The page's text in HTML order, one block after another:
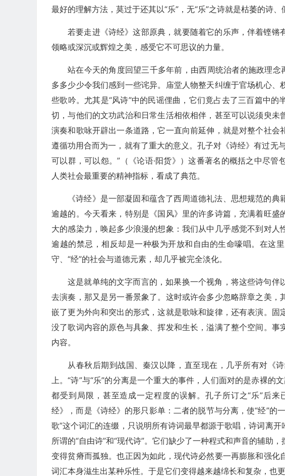
最好的理解方法，莫过于还其以“乐”，无“乐”之诗就是枯萎的诗
若要走进《诗经》这部原典，就要随着它的乐声，伴着铿锵
领略或深沉或辉煌之美，感受它不可思议的力量。
站在今天的角度回望三千多年前，由西周统治者的施政理
多多少少令我们感到一些诧异。庙堂人物整天纠缠于官场机心
些歌吟。尤其是“风诗”中的民谣俚曲，它们竟占去了三百篇中
切，与他们的文功武治和日常生活相依相伴，甚至可以说须臾
演奏和歌咏开辟出一条道路，它一直向前延伸，就是对整个社
遵循功用合而为一，就有了重大的意义。孔子对《诗经》有过无
可以群，可以怨。”（《论语·阳货》）这番著名的概括之中尽
人类社会最重要的精神指标，看成了典范。
《诗经》是一部凝固和蕴含了西周道德礼法、思想规范的
逾越的。今天看来，特别是《国风》里的许多诗篇，充满着旺
大的感染力，唤起多少浪漫的想象：我们从中几乎感觉不到对
逾越的禁忌，相反却是一种极为开放和自由的生命嚎唱。在这
守、“经”的社会与道德元素，却几乎被完全淡化。
这是就单纯的文字而言的，如果换一个视角，将这些诗句
去演奏，那又是另一番景象了。这时或许会多少忽略辞章之美
嵌了更为外向和突出的形式，这就是歌咏和旋律，还有表演。
没了歌词内容的原色与具象、挥发和生长，溢满了整个空间。
内容。
从春秋后期到战国、秦汉以降，直至现在，几乎所有对《
上。“诗”与“乐”的分离是一个重大的事件，人们面对的是赤裸的
都受到局限，甚至造成一定程度的误解。孔子所订之“乐”后
经》，而是《诗经》的形只影单：二者的脱节与分离，使“经”的
歌”这个词汇的连缀，只说明所有诗词最早都源于歌唱，诗词离
所谓的“自由诗”和“现代诗”。它们缺少了一种程式和声音的辅助
变得贫瘠而孤独。也正因为如此，现代诗必然要一再膨胀和强
词汇本身滋生出某种乐性。于是它们变得越来越绵长和复杂，也更